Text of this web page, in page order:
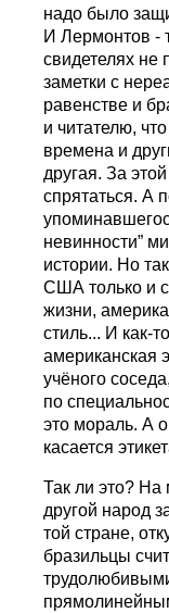
надо было
И Лермонтов -
свидетелях не
заметки с
равенстве и
и читателю,
времена и
другая. За
спрятаться. А
невинности”
истории. Но
США только и
жизни,
стиль... И как-
американская
учёного
по
это мораль. А
касается
Так ли это? На
другой народ
той стране,
бразильцы